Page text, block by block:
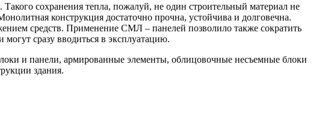
сохранения тепла, пожалуй, не один строительный материал не
конструкция достаточно прочна, устойчива и долговечна.
средств. Применение СМЛ – панелей позволило также сократить
сразу вводиться в эксплуатацию.
и панели, армированные элементы, облицовочные несъемные блоки
здания.